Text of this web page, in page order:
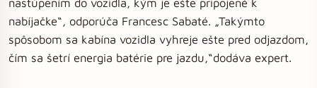
nabíjačke“, odporúča Francesc Sabaté. „Takýmto
spôsobom sa kabína vozidla vyhreje ešte pred odjazdom,
čím sa šetrí energia batérie pre jazdu,“dodáva expert.